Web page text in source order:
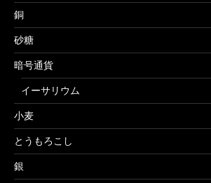
銅
砂糖
暗号通貨
イーサリウム
小麦
とうもろこし
銀